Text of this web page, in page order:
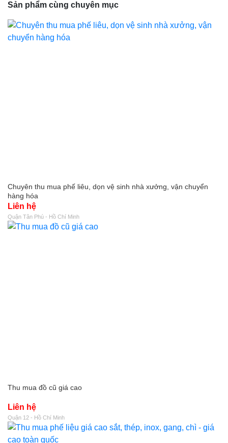
Sản phẩm cùng chuyên mục
Chuyên thu mua phế liêu, dọn vệ sinh nhà xưởng, vận chuyển
hàng hóa
Liên hệ
Quận Tân Phú - Hồ Chí Minh
Thu mua đồ cũ giá cao
Liên hệ
Quận 12 - Hồ Chí Minh